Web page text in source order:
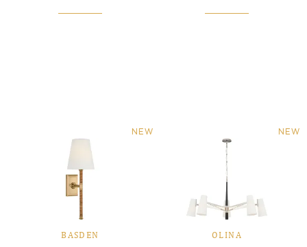
NEW
BASDEN
NEW
OLINA